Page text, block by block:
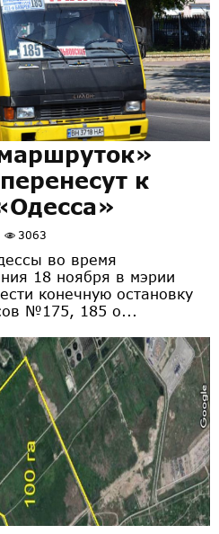
к
3063
во время
18 ноября в мэрии
конечную остановку
№175, 185 о...